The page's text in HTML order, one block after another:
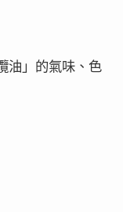
油」的氣味、色